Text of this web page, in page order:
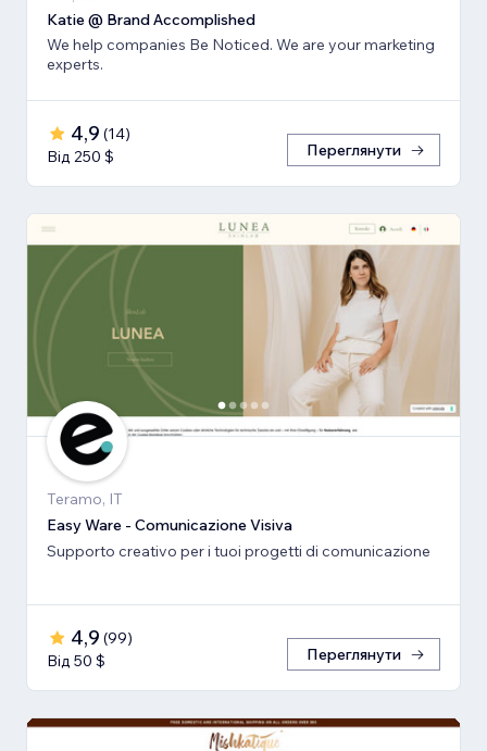
Katie @ Brand Accomplished
We help companies Be Noticed. We are your marketing
experts.
4,9 (14)
Від 250 $
Переглянути
Teramo, IT
Easy Ware - Comunicazione Visiva
Supporto creativo per i tuoi progetti di comunicazione
4,9 (99)
Від 50 $
Переглянути